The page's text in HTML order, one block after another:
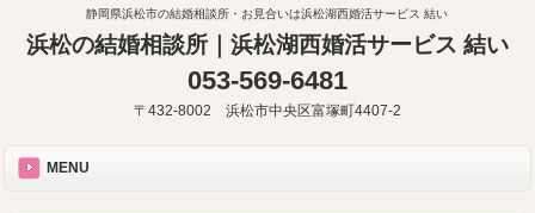
静岡県浜松市の結婚相談所・お見合いは浜松湖西婚活サービス 結い
浜松の結婚相談所｜浜松湖西婚活サービス 結い
053-569-6481
〒432-8002 浜松市中央区富塚町4407-2
MENU